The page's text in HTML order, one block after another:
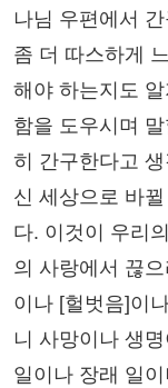
나님 우편에서
좀 더 따스하게
해야 하는지도
함을 도우시며
히 간구한다고
신 세상으로 바
다. 이것이 우리
의 사랑에서 끊
이나 [헐벗음]이
니 사망이나 생
일이나 장래 일